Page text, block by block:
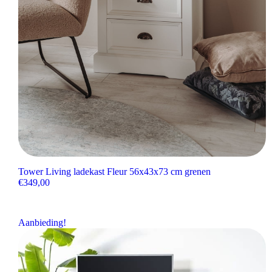
Tower Living ladekast Fleur 56x43x73 cm grenen
€349,00
Aanbieding!